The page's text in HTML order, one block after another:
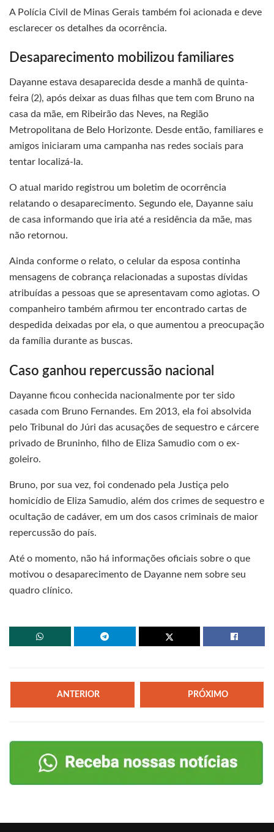
A Polícia Civil de Minas Gerais também foi acionada e deve
esclarecer os detalhes da ocorrência.
Desaparecimento mobilizou familiares
Dayanne estava desaparecida desde a manhã de quinta-
feira (2), após deixar as duas filhas que tem com Bruno na
casa da mãe, em Ribeirão das Neves, na Região
Metropolitana de Belo Horizonte. Desde então, familiares e
amigos iniciaram uma campanha nas redes sociais para
tentar localizá-la.
O atual marido registrou um boletim de ocorrência
relatando o desaparecimento. Segundo ele, Dayanne saiu
de casa informando que iria até a residência da mãe, mas
não retornou.
Ainda conforme o relato, o celular da esposa continha
mensagens de cobrança relacionadas a supostas dívidas
atribuídas a pessoas que se apresentavam como agiotas. O
companheiro também afirmou ter encontrado cartas de
despedida deixadas por ela, o que aumentou a preocupação
da família durante as buscas.
Caso ganhou repercussão nacional
Dayanne ficou conhecida nacionalmente por ter sido
casada com Bruno Fernandes. Em 2013, ela foi absolvida
pelo Tribunal do Júri das acusações de sequestro e cárcere
privado de Bruninho, filho de Eliza Samudio com o ex-
goleiro.
Bruno, por sua vez, foi condenado pela Justiça pelo
homicídio de Eliza Samudio, além dos crimes de sequestro e
ocultação de cadáver, em um dos casos criminais de maior
repercussão do país.
Até o momento, não há informações oficiais sobre o que
motivou o desaparecimento de Dayanne nem sobre seu
quadro clínico.
ANTERIOR PRÓXIMO